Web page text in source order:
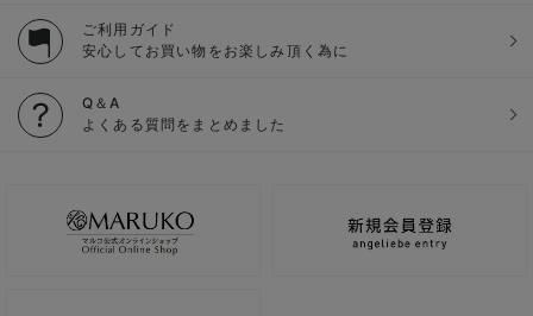
ご利用ガイド
安心してお買い物をお楽しみ頂く為に
Q＆A
よくある質問をまとめました